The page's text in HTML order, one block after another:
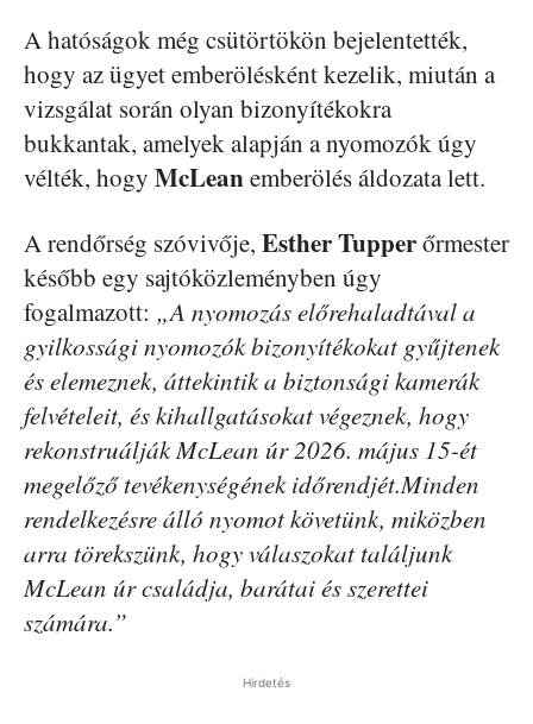
A hatóságok még csütörtökön bejelentették,
hogy az ügyet emberölésként kezelik, miután a
vizsgálat során olyan bizonyítékokra
bukkantak, amelyek alapján a nyomozók úgy
vélték, hogy McLeanemberölés áldozata lett.
A rendőrség szóvivője, EstherTupperőrmester
később egy sajtóközleményben úgy
fogalmazott: „A nyomozás előrehaladtával a
gyilkossági nyomozók bizonyítékokat gyűjtenek
és elemeznek, áttekintik a biztonsági kamerák
felvételeit, és kihallgatásokat végeznek, hogy
rekonstruálják McLean úr 2026. május 15-ét
megelőző tevékenységének időrendjét.Minden
rendelkezésre álló nyomot követünk, miközben
arra törekszünk, hogy válaszokat találjunk
McLean úr családja, barátai és szerettei
számára.”
Hirdetés